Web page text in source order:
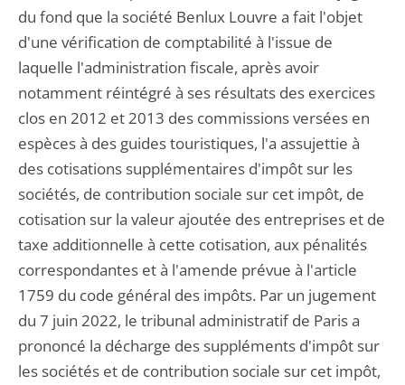
du fond que la société Benlux Louvre a fait l'objet
d'une vérification de comptabilité à l'issue de
laquelle l'administration fiscale, après avoir
notamment réintégré à ses résultats des exercices
clos en 2012 et 2013 des commissions versées en
espèces à des guides touristiques, l'a assujettie à
des cotisations supplémentaires d'impôt sur les
sociétés, de contribution sociale sur cet impôt, de
cotisation sur la valeur ajoutée des entreprises et de
taxe additionnelle à cette cotisation, aux pénalités
correspondantes et à l'amende prévue à l'article
1759 du code général des impôts. Par un jugement
du 7 juin 2022, le tribunal administratif de Paris a
prononcé la décharge des suppléments d'impôt sur
les sociétés et de contribution sociale sur cet impôt,